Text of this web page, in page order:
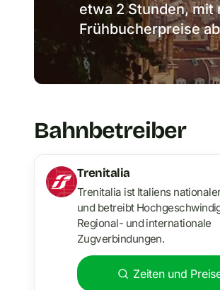
etwa 2 Stunden,
Frühbucherpreise
Bahnbetreiber
Trenitalia
Trenitalia ist Italiens
und betreibt
Regional- und internationale
Zugverbindungen.
Zeiten und